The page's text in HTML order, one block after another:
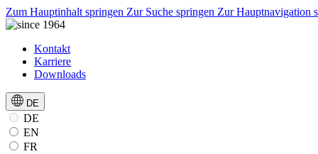
Zum Hauptinhalt springen Zur Suche springen Zur Hauptnavigation
Kontakt
Karriere
Downloads
DE
DE
EN
FR